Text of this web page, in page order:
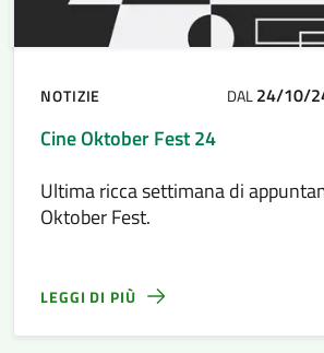
NOTIZIE DAL24/10/
Cine Oktober Fest 24
Ultima ricca settimana di
Oktober Fest.
LEGGI DI PIÙ